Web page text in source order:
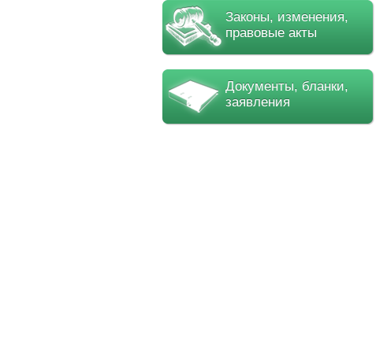
Законы, изменения,
правовые акты
Документы, бланки,
заявления